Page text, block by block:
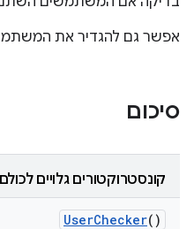
אפשר גם להגדיר את
סיכום
קונסטרוקטורים גלויים לכולם
UserChecker()